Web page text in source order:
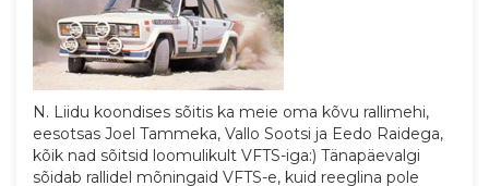
N. Liidu koondises sõitis ka meie oma kõvu rallimehi,
eesotsas Joel Tammeka, Vallo Sootsi ja Eedo Raidega,
kõik nad sõitsid loomulikult VFTS-iga:) Tänapäevalgi
sõidab rallidel mõningaid VFTS-e, kuid reeglina pole